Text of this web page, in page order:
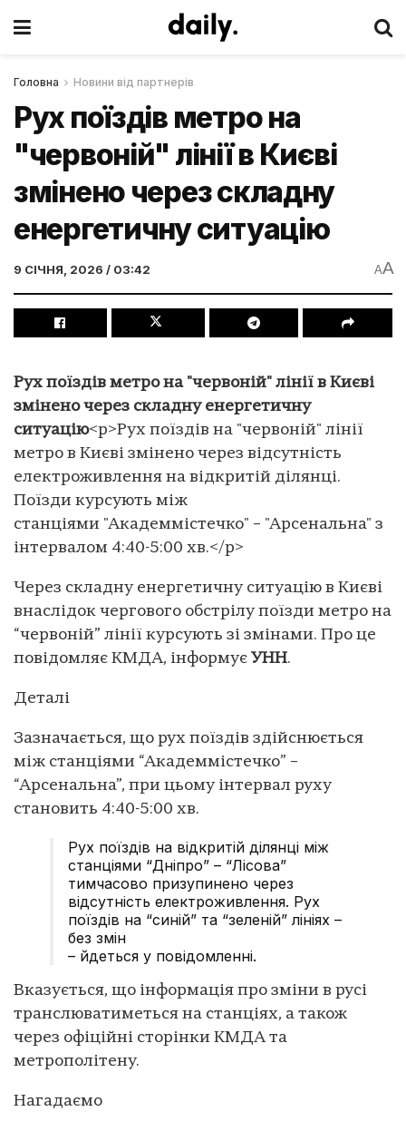
Головна Новини від партнерів
Рух поїздів метро на
"червоній" лінії в Києві
змінено через складну
енергетичну ситуацію
9 СІЧНЯ, 2026 / 03:42 AA
Рух поїздів метро на "червоній" лінії в Києві
змінено через складну енергетичну
ситуацію<p>Рух поїздів на "червоній" лінії
метро в Києві змінено через відсутність
електроживлення на відкритій ділянці.
Поїзди курсують між
станціями "Академмістечко" – "Арсенальна" з
інтервалом 4:40-5:00 хв.</p>
Через складну енергетичну ситуацію в Києві
внаслідок чергового обстрілу поїзди метро на
“червоній” лінії курсують зі змінами. Про це
повідомляє КМДА, інформує УНН.
Деталі
Зазначається, що рух поїздів здійснюється
між станціями “Академмістечко” –
“Арсенальна”, при цьому інтервал руху
становить 4:40-5:00 хв.
Рух поїздів на відкритій ділянці між
станціями “Дніпро” – “Лісова”
тимчасово призупинено через
відсутність електроживлення. Рух
поїздів на “синій” та “зеленій” лініях –
без змін
– йдеться у повідомленні.
Вказується, що інформація про зміни в русі
транслюватиметься на станціях, а також
через офіційні сторінки КМДА та
метрополітену.
Нагадаємо